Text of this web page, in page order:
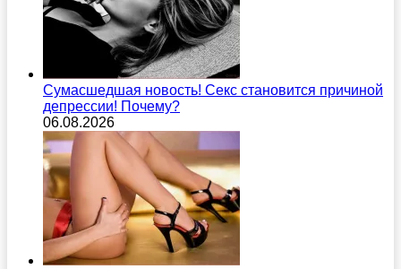
Сумасшедшая новость! Секс становится причиной
депрессии! Почему?
06.08.2026